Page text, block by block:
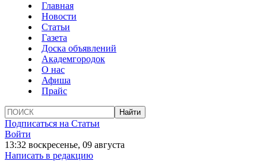
Главная
Новости
Статьи
Газета
Доска объявлений
Академгородок
О нас
Афиша
Прайс
Подписаться на Статьи
Войти
13:32 воскресенье, 09 августа
Написать в редакцию